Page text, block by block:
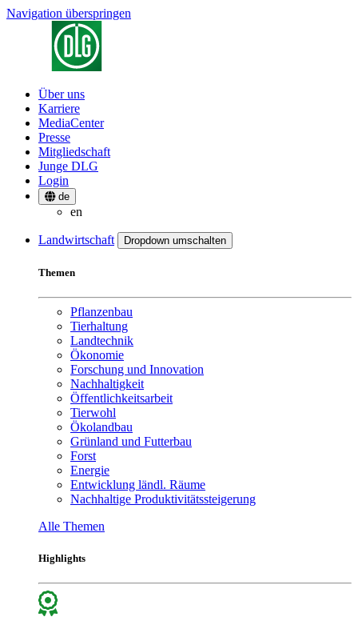
Navigation überspringen
Über uns
Karriere
MediaCenter
Presse
Mitgliedschaft
Junge DLG
Login
de
en
Landwirtschaft Dropdown umschalten
Themen
Pflanzenbau
Tierhaltung
Landtechnik
Ökonomie
Forschung und Innovation
Nachhaltigkeit
Öffentlichkeitsarbeit
Tierwohl
Ökolandbau
Grünland und Futterbau
Forst
Energie
Entwicklung ländl. Räume
Nachhaltige Produktivitätssteigerung
Alle Themen
Highlights